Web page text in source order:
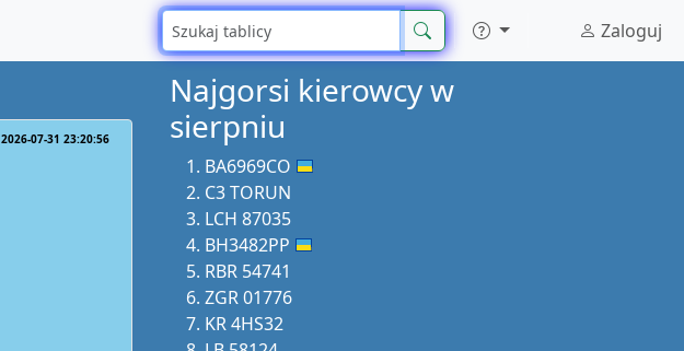
Zaloguj
2026-07-31 23:20:56
Najgorsi kierowcy w
sierpniu
BA6969CO
C3 TORUN
LCH 87035
BH3482PP
RBR 54741
ZGR 01776
KR 4HS32